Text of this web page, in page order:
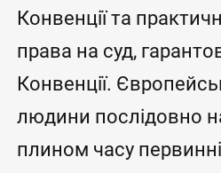
Конвенції та
права на суд,
Конвенції.
людини послідовно
плином часу